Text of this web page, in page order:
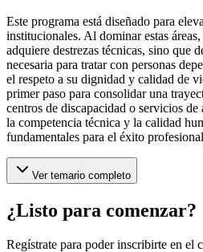
Este programa está diseñado para
institucionales. Al dominar estas
adquiere destrezas técnicas, sino que
necesaria para tratar con personas
el respeto a su dignidad y calidad de
primer paso para consolidar una
centros de discapacidad o servicios
la competencia técnica y la calidad
fundamentales para el éxito
Ver temario completo
¿Listo para comenzar?
Regístrate para poder inscribirte en el